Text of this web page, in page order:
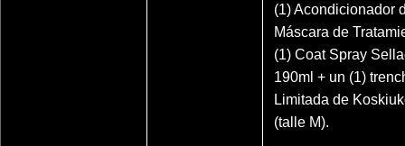
(1) Acondicionador
Máscara de
(1) Coat Spray
190ml + un (1)
Limitada de
(talle M).